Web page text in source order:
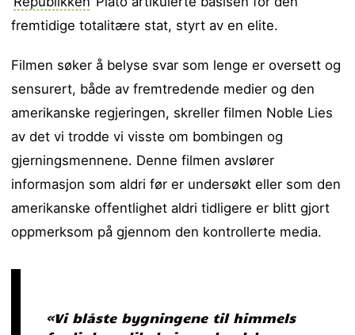
fremtidige totalitære stat, styrt av en elite.
Filmen søker å belyse svar som lenge er oversett og
sensurert, både av fremtredende medier og den
amerikanske regjeringen, skreller filmen Noble Lies
av det vi trodde vi visste om bombingen og
gjerningsmennene. Denne filmen avslører
informasjon som aldri før er undersøkt eller som den
amerikanske offentlighet aldri tidligere er blitt gjort
oppmerksom på gjennom den kontrollerte media.
«Vi blåste bygningene til himmels